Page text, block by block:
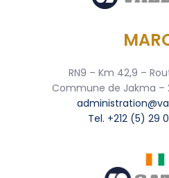
RN9 – Km 42,9 –
Commune de Jakma –
Tel. +212 (5) 29